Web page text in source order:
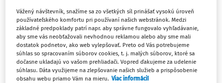
Máte predplatné? Prihláste sa
Ups, zatiaľ ste si prečítali len
Vážený návštevník, snažíme sa zo všetkých síl prinášať vysokú úroveň
používateľského komfortu pri používaní našich webstránok. Medzi
základné predpoklady patrí napr. aby správne fungovalo vyhľadávanie,
aby sme vás neobťažovali nevhodnou reklamou alebo aby sme mali
dostatok podnetov, ako web vylepšovať. Preto od Vás potrebujeme
súhlas so spracovaním súborov cookies, t. j. malých súborov, ktoré sa
dočasne ukladajú vo vašom prehliadači. Vopred ďakujeme za udelenie
súhlasu. Dáta využijeme na zlepšovanie našich služieb a prispôsobenie
obsahu webu priamo Vám na mieru. Viac informácií